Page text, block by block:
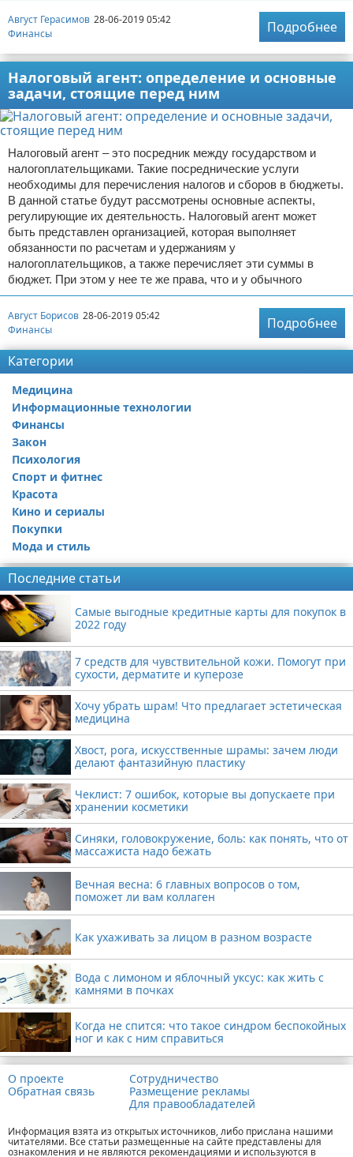
Август Герасимов 28-06-2019 05:42
Финансы
Подробнее
Налоговый агент: определение и основные
задачи, стоящие перед ним
Налоговый агент – это посредник между государством и
налогоплательщиками. Такие посреднические услуги
необходимы для перечисления налогов и сборов в бюджеты.
В данной статье будут рассмотрены основные аспекты,
регулирующие их деятельность. Налоговый агент может
быть представлен организацией, которая выполняет
обязанности по расчетам и удержаниям у
налогоплательщиков, а также перечисляет эти суммы в
бюджет. При этом у нее те же права, что и у обычного
Август Борисов 28-06-2019 05:42
Финансы
Подробнее
Категории
Медицина
Информационные технологии
Финансы
Закон
Психология
Спорт и фитнес
Красота
Кино и сериалы
Покупки
Мода и стиль
Последние статьи
Самые выгодные кредитные карты для покупок в
2022 году
7 средств для чувствительной кожи. Помогут при
сухости, дерматите и куперозе
Хочу убрать шрам! Что предлагает эстетическая
медицина
Хвост, рога, искусственные шрамы: зачем люди
делают фантазийную пластику
Чеклист: 7 ошибок, которые вы допускаете при
хранении косметики
Синяки, головокружение, боль: как понять, что от
массажиста надо бежать
Вечная весна: 6 главных вопросов о том,
поможет ли вам коллаген
Как ухаживать за лицом в разном возрасте
Вода с лимоном и яблочный уксус: как жить с
камнями в почках
Когда не спится: что такое синдром беспокойных
ног и как с ним справиться
О проекте
Обратная связь
Сотрудничество
Размещение рекламы
Для правообладателей
Информация взята из открытых источников, либо прислана нашими
читателями. Все статьи размещенные на сайте представлены для
ознакомления и не являются рекомендациями и используются в